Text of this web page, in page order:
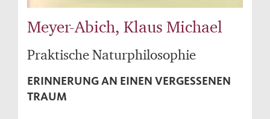
Meyer-Abich, Klaus Michael
Praktische Naturphilosophie
ERINNERUNG AN EINEN VERGESSENEN
TRAUM